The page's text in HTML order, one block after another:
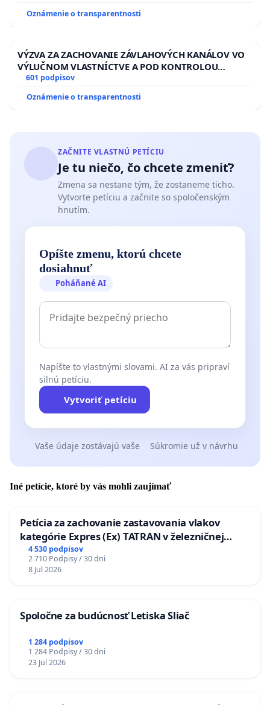
Oznámenie o transparentnosti
VÝZVA ZA ZACHOVANIE ZÁVLAHOVÝCH KANÁLOV VO
VÝLUČNOM VLASTNÍCTVE A POD KONTROLOU
SLOVENSKEJ REPUBLIKY & žiadosť na riešenie
kanálov na Slovensku
601 podpisov
Oznámenie o transparentnosti
ZAČNITE VLASTNÚ PETÍCIU
Je tu niečo, čo chcete zmeniť?
Zmena sa nestane tým, že zostaneme ticho.
Vytvorte petíciu a začnite so spoločenským
hnutím.
Opíšte zmenu, ktorú chcete
dosiahnuť
Poháňané AI
Napíšte to vlastnými slovami. AI za vás pripraví
silnú petíciu.
Vytvoriť petíciu
Vaše údaje zostávajú vaše Súkromie už v návrhu
Iné petície, ktoré by vás mohli zaujímať
Petícia za zachovanie zastavovania vlakov
kategórie Expres (Ex) TATRAN v železničnej
stanici Púchov
4 530 podpisov
2 710 Podpisy / 30 dni
8 Jul 2026
Spoločne za budúcnosť Letiska Sliač
1 284 podpisov
1 284 Podpisy / 30 dni
23 Jul 2026